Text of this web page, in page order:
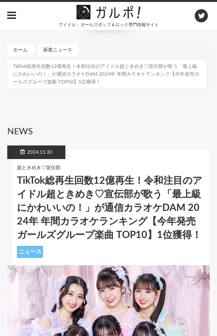
アイドル・ガールズポップ＆ロック専門情報サイト
ホーム 新着ニュース
TikTok総再生回数12億再生！令和注目のアイドル超ときめき♡宣伝部が歌う「最上級
にかわいいの！」が通信カラオケDAM 2024年 年間カラオケランキング【今年発売ガ
ールズグループ楽曲 TOP10】1位獲得！
NEWS
2024.11.30
超ときめき♡宣伝部
TikTok総再生回数12億再生！令和注目のア
イドル超ときめき♡宣伝部が歌う「最上級
にかわいいの！」が通信カラオケDAM 20
24年 年間カラオケランキング【今年発売
ガールズグループ楽曲 TOP10】1位獲得！
ニュース